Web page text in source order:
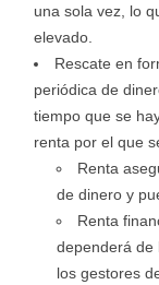
una sola vez, lo
elevado.
Rescate en
periódica de
tiempo que se
renta por el que
Renta
de dinero y
Renta
dependerá de
los gestores